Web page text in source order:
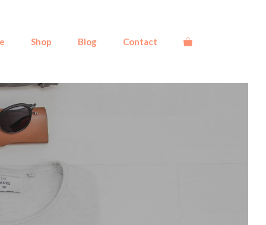
Shop Blog Contact